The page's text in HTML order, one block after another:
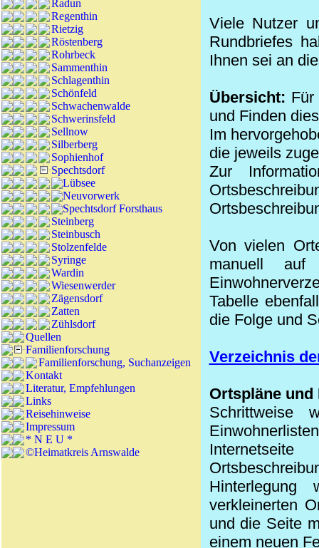
Radun
Regenthin
Rietzig
Röstenberg
Rohrbeck
Sammenthin
Schlagenthin
Schönfeld
Schwachenwalde
Schwerinsfeld
Sellnow
Silberberg
Sophienhof
Spechtsdorf
Lübsee
Neuvorwerk
Spechtsdorf Forsthaus
Steinberg
Steinbusch
Stolzenfelde
Syringe
Wardin
Wiesenwerder
Zägensdorf
Zatten
Zühlsdorf
Quellen
Familienforschung
Familienforschung, Suchanzeigen
Kontakt
Literatur, Empfehlungen
Links
Reisehinweise
Impressum
* N E U *
©Heimatkreis Arnswalde
Viele Nutzer
Rundbriefes
Ihnen sei an
Übersicht:
und Finden
Im
die jeweils
Zur
Von vielen
manuell
Tabelle
die Folge und
Verzeichnis
Ortspläne
Schrittweise
verkleinerten
und die Seite
einem neuen